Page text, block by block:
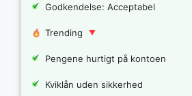
Godkendelse: Acceptabel
Trending
Pengene hurtigt på kontoen
Kviklån uden sikkerhed